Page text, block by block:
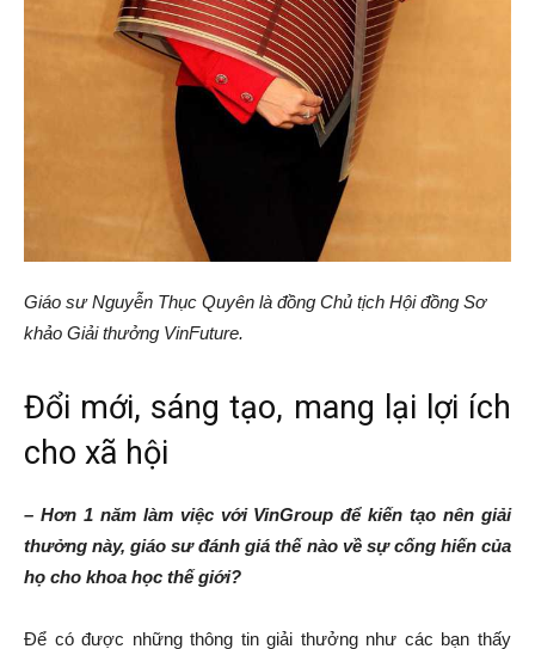
Giáo sư Nguyễn Thục Quyên là đồng Chủ tịch Hội đồng Sơ
khảo Giải thưởng VinFuture.
Đổi mới, sáng tạo, mang lại lợi ích
cho xã hội
– Hơn 1 năm làm việc với VinGroup để kiến tạo nên giải
thưởng này, giáo sư đánh giá thế nào về sự cống hiến của
họ cho khoa học thế giới?
Để có được những thông tin giải thưởng như các bạn thấy